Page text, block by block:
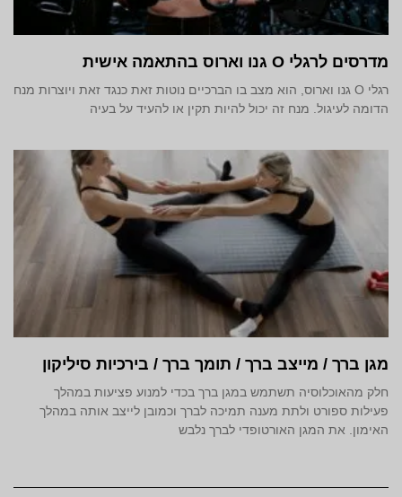
מדרסים לרגלי O גנו וארוס בהתאמה אישית
רגלי O גנו וארוס, הוא מצב בו הברכיים נוטות זאת כנגד זאת ויוצרות מנח
הדומה לעיגול. מנח זה יכול להיות תקין או להעיד על בעיה
מגן ברך / מייצב ברך / תומך ברך / בירכיות סיליקון
חלק מהאוכלוסיה תשתמש במגן ברך בכדי למנוע פציעות במהלך
פעילות ספורט ולתת מענה תמיכה לברך וכמובן לייצב אותה במהלך
האימון. את המגן האורטופדי לברך נלבש